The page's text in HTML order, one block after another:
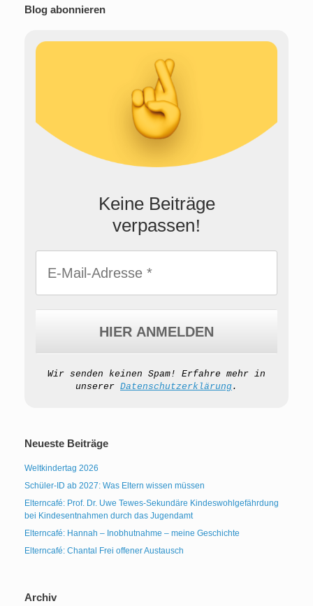
Blog abonnieren
Keine Beiträge
verpassen!
Wir senden keinen Spam! Erfahre mehr in
unserer Datenschutzerklärung.
Neueste Beiträge
Weltkindertag 2026
Schüler-ID ab 2027: Was Eltern wissen müssen
Elterncafé: Prof. Dr. Uwe Tewes-Sekundäre Kindeswohlgefährdung
bei Kindesentnahmen durch das Jugendamt
Elterncafé: Hannah – Inobhutnahme – meine Geschichte
Elterncafé: Chantal Frei offener Austausch
Archiv